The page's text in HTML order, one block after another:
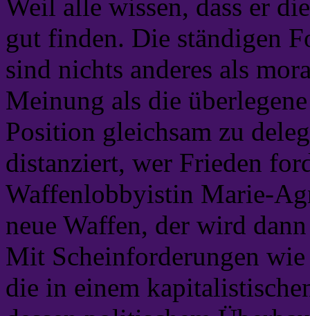
Weil alle wissen, dass er
gut finden. Die ständigen
sind nichts anderes als
Meinung als die
Position gleichsam zu
distanziert, wer Frieden
Waffenlobbyistin Marie-
neue Waffen, der wird
Mit Scheinforderungen wie
die in einem